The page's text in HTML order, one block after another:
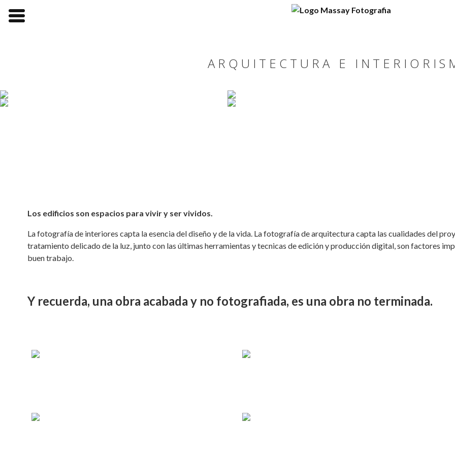
ARQUITECTURA E
Los edificios son espacios para vivir y ser vividos.
La fotografía de interiores capta la esencia del diseño y de la vida. La fotografía de arquitectura capta las cualidades del
tratamiento delicado de la luz, junto con las últimas herramientas y tecnicas de edición y producción digital, son factores
buen trabajo.
Y recuerda, una obra acabada y no fotografiada, es una obra no terminada.
DETALLES
EDIFICIOS
LUCES
INTERIORES